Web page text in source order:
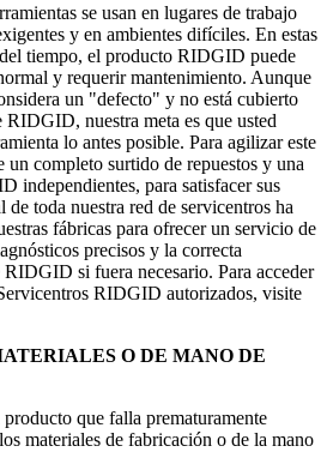
se usan en lugares de trabajo
y en ambientes difíciles. En estas
tiempo, el producto RIDGID puede
y requerir mantenimiento. Aunque
un "defecto" y no está cubierto
nuestra meta es que usted
lo antes posible. Para agilizar este
completo surtido de repuestos y una
independientes, para satisfacer sus
toda nuestra red de servicentros ha
fábricas para ofrecer un servicio de
precisos y la correcta
si fuera necesario. Para acceder
RIDGID autorizados, visite
O DE MANO DE
que falla prematuramente
materiales de fabricación o de la mano